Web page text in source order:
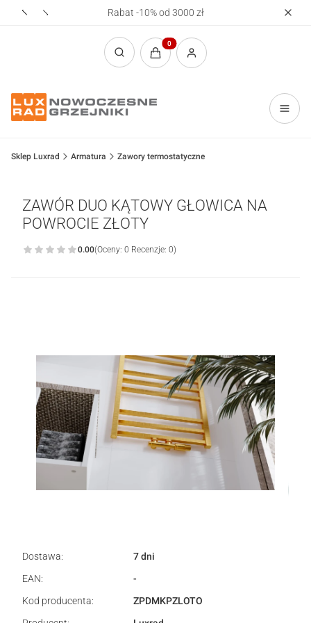
Rabat -10% od 3000 zł
Otwórz wyszukiwarkę
Produkty w koszyku: 0. Zobacz
Sklep Luxrad Armatura Zawory termostatyczne
ZAWÓR DUO KĄTOWY GŁOWICA NA
POWROCIE ZŁOTY
0.00(Oceny: 0 Recenzje: 0)
Dostawa:
7 dni
EAN:
-
Kod producenta:
ZPDMKPZLOTO